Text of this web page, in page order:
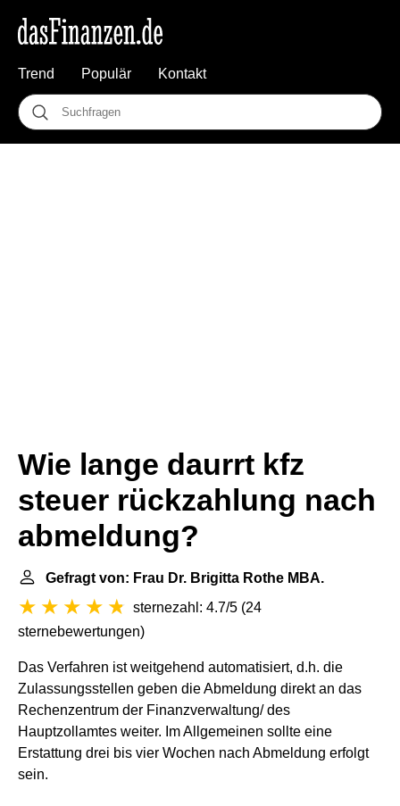
Trend Populär Kontakt
Wie lange daurrt kfz
steuer rückzahlung nach
abmeldung?
Gefragt von: Frau Dr. Brigitta Rothe MBA.
sternezahl: 4.7/5 (24
sternebewertungen)
Das Verfahren ist weitgehend automatisiert, d.h. die
Zulassungsstellen geben die Abmeldung direkt an das
Rechenzentrum der Finanzverwaltung/ des
Hauptzollamtes weiter. Im Allgemeinen sollte eine
Erstattung drei bis vier Wochen nach Abmeldung erfolgt
sein.